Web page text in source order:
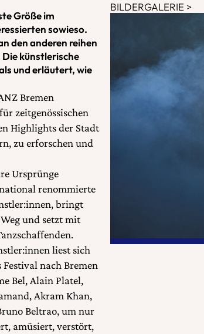
Größe im
sowieso.
den anderen reihen
künstlerische
und erläutert, wie
Bremen
zeitgenössischen
Highlights der Stadt
zu erforschen und
Ursprünge
renommierte
bringt
und setzt mit
liest sich
nach Bremen
Bel, Alain Platel,
Akram Khan,
Beltrao, um nur
amüsiert, verstört,
BILDERGALERIE